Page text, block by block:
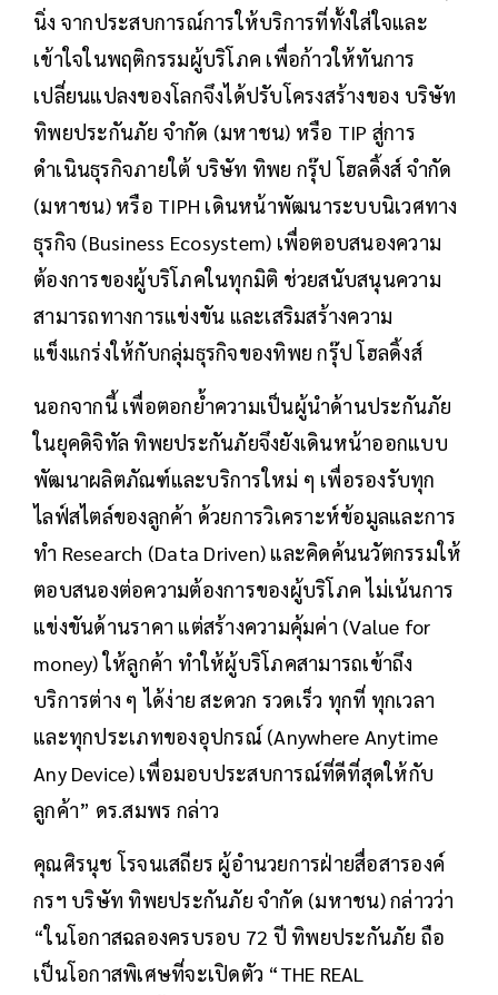
นิ่ง จากประสบการณ์การให้บริการที่ทั้งใส่ใจและ
เข้าใจในพฤติกรรมผู้บริโภค เพื่อก้าวให้ทันการ
เปลี่ยนแปลงของโลกจึงได้ปรับโครงสร้างของ บริษัท
ทิพยประกันภัย จำกัด (มหาชน) หรือ TIP สู่การ
ดำเนินธุรกิจภายใต้ บริษัท ทิพย กรุ๊ป โฮลดิ้งส์ จำกัด
(มหาชน) หรือ TIPH เดินหน้าพัฒนาระบบนิเวศทาง
ธุรกิจ (Business Ecosystem) เพื่อตอบสนองความ
ต้องการของผู้บริโภคในทุกมิติ ช่วยสนับสนุนความ
สามารถทางการแข่งขัน และเสริมสร้างความ
แข็งแกร่งให้กับกลุ่มธุรกิจของทิพย กรุ๊ป โฮลดิ้งส์
นอกจากนี้ เพื่อตอกย้ำความเป็นผู้นำด้านประกันภัย
ในยุคดิจิทัล ทิพยประกันภัยจึงยังเดินหน้าออกแบบ
พัฒนาผลิตภัณฑ์และบริการใหม่ ๆ เพื่อรองรับทุก
ไลฟ์สไตล์ของลูกค้า ด้วยการวิเคราะห์ข้อมูลและการ
ทำ Research (Data Driven) และคิดค้นนวัตกรรมให้
ตอบสนองต่อความต้องการของผู้บริโภค ไม่เน้นการ
แข่งขันด้านราคา แต่สร้างความคุ้มค่า (Value for
money) ให้ลูกค้า ทำให้ผู้บริโภคสามารถเข้าถึง
บริการต่าง ๆ ได้ง่าย สะดวก รวดเร็ว ทุกที่ ทุกเวลา
และทุกประเภทของอุปกรณ์ (Anywhere Anytime
Any Device) เพื่อมอบประสบการณ์ที่ดีที่สุดให้กับ
ลูกค้า” ดร.สมพร กล่าว
คุณศิรนุช โรจนเสถียร ผู้อำนวยการฝ่ายสื่อสารองค์
กรฯ บริษัท ทิพยประกันภัย จำกัด (มหาชน) กล่าวว่า
“ในโอกาสฉลองครบรอบ 72 ปี ทิพยประกันภัย ถือ
เป็นโอกาสพิเศษที่จะเปิดตัว “THE REAL